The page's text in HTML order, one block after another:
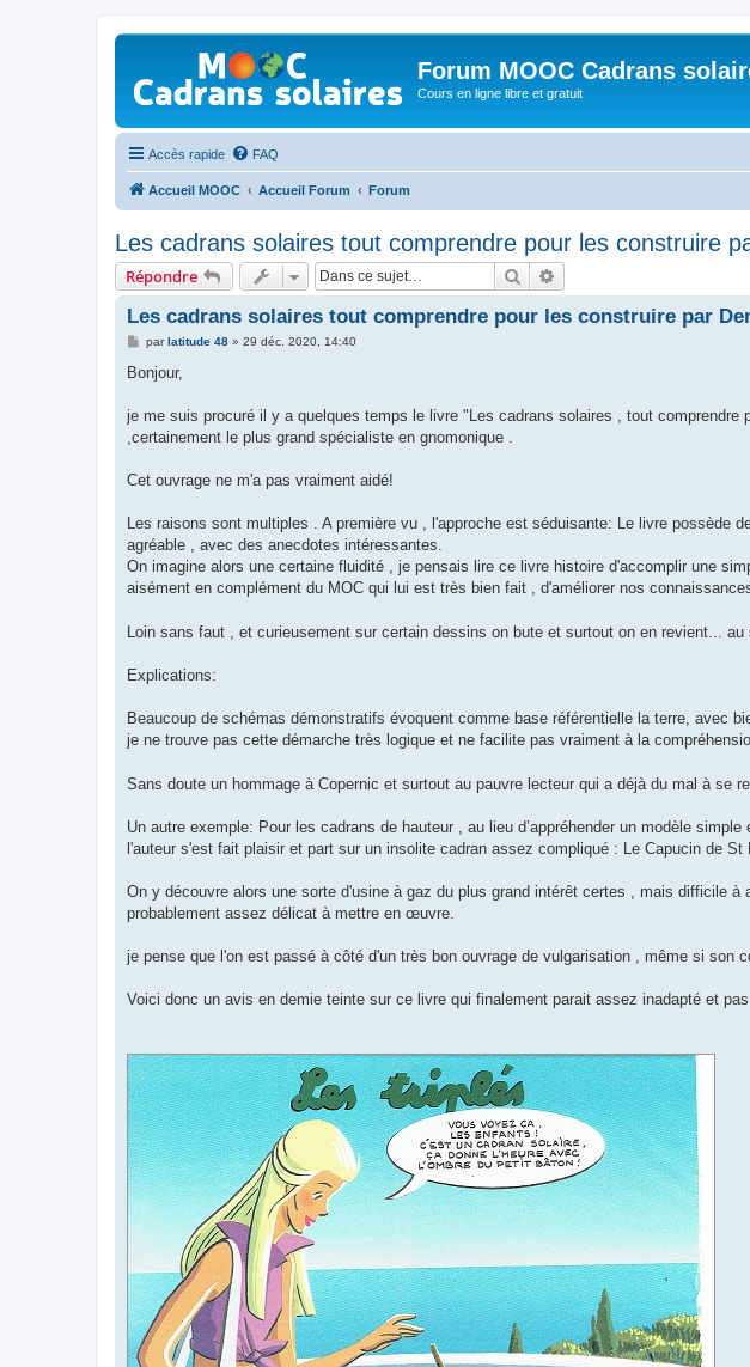
Forum MOOC Cadrans
Cours en ligne libre et gratuit
Accès rapide FAQ
Accueil MOOC Accueil Forum Forum
Les cadrans solaires tout comprendre pour les construire
Répondre Rechercher
Les cadrans solaires tout comprendre pour les construire par
M
s
g
parlatitude 48» 29 déc. 2020, 14:40
Bonjour,
je me suis procuré il y a quelques temps le livre "Les cadrans solaires , tout comprendre
,certainement le plus grand spécialiste en gnomonique .
Cet ouvrage ne m'a pas vraiment aidé!
Les raisons sont multiples . A première vu , l'approche est séduisante: Le livre possède
agréable , avec des anecdotes intéressantes.
On imagine alors une certaine fluidité , je pensais lire ce livre histoire d'accomplir une
aisément en complément du MOC qui lui est très bien fait , d'améliorer nos connaissances
Loin sans faut , et curieusement sur certain dessins on bute et surtout on en revient... au
Explications:
Beaucoup de schémas démonstratifs évoquent comme base référentielle la terre, avec
je ne trouve pas cette démarche très logique et ne facilite pas vraiment à la
Sans doute un hommage à Copernic et surtout au pauvre lecteur qui a déjà du mal à se
Un autre exemple: Pour les cadrans de hauteur , au lieu d’appréhender un modèle
l'auteur s'est fait plaisir et part sur un insolite cadran assez compliqué : Le Capucin de St
On y découvre alors une sorte d'usine à gaz du plus grand intérêt certes , mais difficile
probablement assez délicat à mettre en œuvre.
je pense que l'on est passé à côté d'un très bon ouvrage de vulgarisation , même si son
Voici donc un avis en demie teinte sur ce livre qui finalement parait assez inadapté et